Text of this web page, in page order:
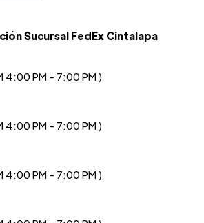
Sucursal FedEx Cintalapa
4:00 PM - 7:00 PM )
4:00 PM - 7:00 PM )
4:00 PM - 7:00 PM )